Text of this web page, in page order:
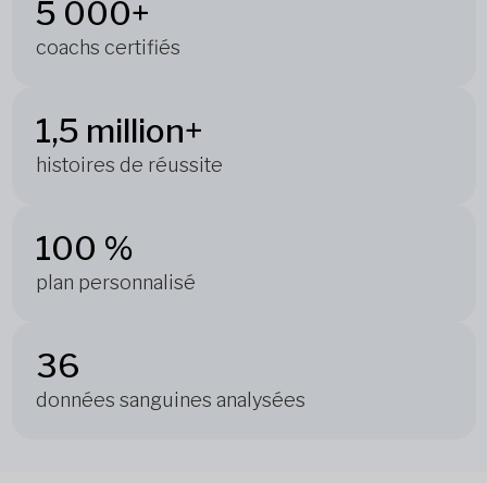
5 000+
coachs certifiés
1,5 million+
histoires de réussite
100 %
plan personnalisé
36
données sanguines analysées